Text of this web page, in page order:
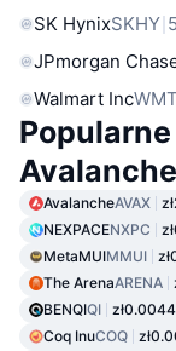
SK HynixSKHY
JPmorgan
Walmart IncWMT
AvalancheAVAX
NEXPACENXPC
MetaMUIMMUI
The ArenaARENA
BENQIQI
Coq InuCOQ